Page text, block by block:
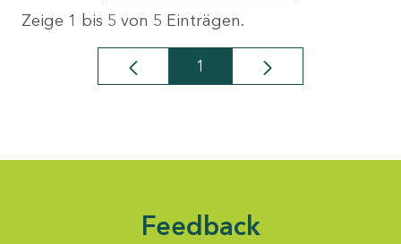
Zeige 1 bis 5 von 5 Einträgen.
Seite
1
Feedback